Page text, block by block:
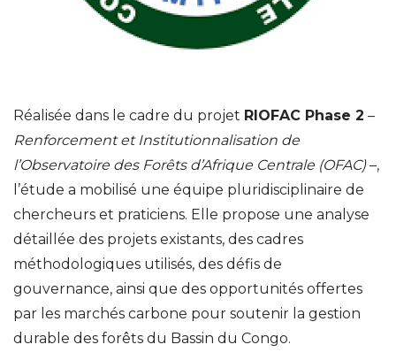
Réalisée dans le cadre du projet RIOFAC Phase 2 –
Renforcement et Institutionnalisation de
l’Observatoire des Forêts d’Afrique Centrale (OFAC)–,
l’étude a mobilisé une équipe pluridisciplinaire de
chercheurs et praticiens. Elle propose une analyse
détaillée des projets existants, des cadres
méthodologiques utilisés, des défis de
gouvernance, ainsi que des opportunités offertes
par les marchés carbone pour soutenir la gestion
durable des forêts du Bassin du Congo.